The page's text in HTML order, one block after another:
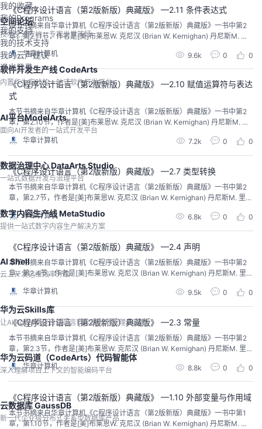
空间论坛
技术交流阵地，专家坐堂答疑
软件开发生产线 CodeArts
内置华为实践的一站式软件开发平台
AI平台ModelArts
面向AI开发者的一站式开发平台
数据治理中心 DataArts Studio
一站式数据开发与治理平台
数字内容生产线 MetaStudio
提供一站式数字内容生产解决方案
AI Shell
云上开发运维效率升级
华为云Skills库
让AI Agent通过自然语言安全高效地管理云资源
华为云码道（CodeArts）代码智能体
深入理解项目上下文的智能编码平台
云数据库 GaussDB
新一代企业级分布式关系型数据库产品
我的收藏
我的Programs
我的支持
我的技术支持
我的云声建议
退出登录
《C程序设计语言（第2版新版）典藏版》 —2.11 条件表达式
本节书摘来自华章计算机《C程序设计语言（第2版新版）典藏版》一书中第2
章，第2.11节，作者是[美]布莱恩W. 克尼汉 (Brian W. Kernighan) 丹尼斯M. 里
奇 (Dennis M. Ritchie)，徐宝文 李志译 尤晋元 审校。
华章计算机
9.6k 0 0
《C程序设计语言（第2版新版）典藏版》 —2.10 赋值运算符与表达
式
本节书摘来自华章计算机《C程序设计语言（第2版新版）典藏版》一书中第2
章，第2.10节，作者是[美]布莱恩W. 克尼汉 (Brian W. Kernighan) 丹尼斯M. 里
奇 (Dennis M. Ritchie)，徐宝文 李志译 尤晋元 审校。
华章计算机
7.2k 0 0
《C程序设计语言（第2版新版）典藏版》 —2.7 类型转换
本节书摘来自华章计算机《C程序设计语言（第2版新版）典藏版》一书中第2
章，第2.7节，作者是[美]布莱恩W. 克尼汉 (Brian W. Kernighan) 丹尼斯M. 里奇
(Dennis M. Ritchie)，徐宝文 李志译 尤晋元 审校。
华章计算机
6.8k 0 0
《C程序设计语言（第2版新版）典藏版》 —2.4 声明
本节书摘来自华章计算机《C程序设计语言（第2版新版）典藏版》一书中第2
章，第2.4节，作者是[美]布莱恩W. 克尼汉 (Brian W. Kernighan) 丹尼斯M. 里奇
华章计算机
9.5k 0 0
《C程序设计语言（第2版新版）典藏版》 —2.3 常量
本节书摘来自华章计算机《C程序设计语言（第2版新版）典藏版》一书中第2
章，第2.3节，作者是[美]布莱恩W. 克尼汉 (Brian W. Kernighan) 丹尼斯M. 里奇
(Dennis M. Ritchie)，徐宝文 李志译 尤晋元 审校。
华章计算机
8.8k 0 0
《C程序设计语言（第2版新版）典藏版》 —1.10 外部变量与作用域
本节书摘来自华章计算机《C程序设计语言（第2版新版）典藏版》一书中第1
章，第1.10节，作者是[美]布莱恩W. 克尼汉 (Brian W. Kernighan) 丹尼斯M. 里